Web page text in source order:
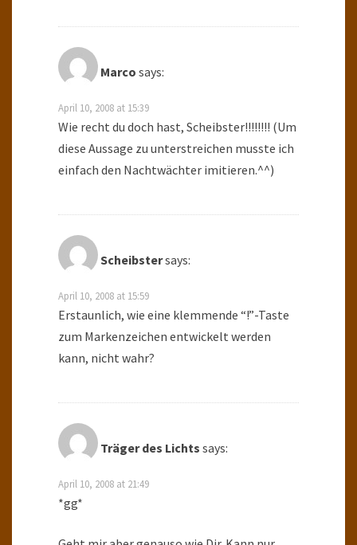
Marco says:
April 10, 2008 at 15:39
Wie recht du doch hast, Scheibster!!!!!!!! (Um
diese Aussage zu unterstreichen musste ich
einfach den Nachtwächter imitieren.^^)
Scheibstersays:
April 10, 2008 at 15:59
Erstaunlich, wie eine klemmende “!”-Taste
zum Markenzeichen entwickelt werden
kann, nicht wahr?
Träger des Lichts says:
April 10, 2008 at 21:49
*gg*